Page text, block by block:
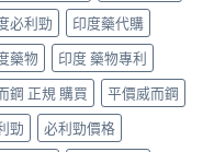
中
購
指
南〉
中
製
藥
選
購
指
南〉
中
必利勁
印度藥代購
藥物
印度 藥物專利
鋼 正規 購買
平價威而鋼
勁
必利勁價格